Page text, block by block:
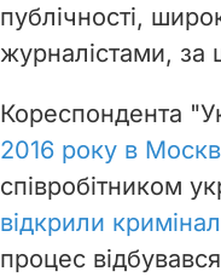
публічності,
журналістами, за
Кореспондента
2016 року в
співробітником
відкрили
процес